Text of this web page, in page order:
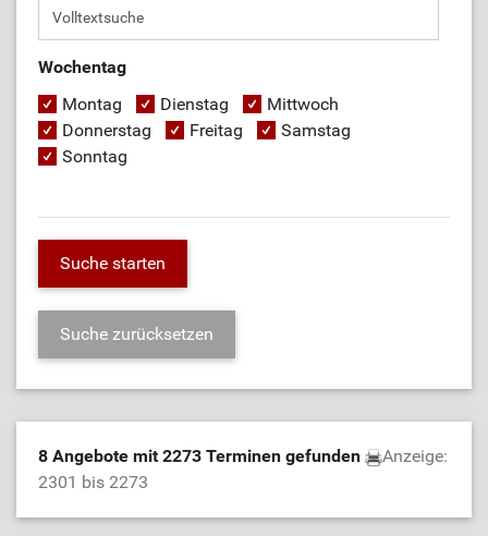
Wochentag
Montag
Dienstag
Mittwoch
Donnerstag
Freitag
Samstag
Sonntag
8 Angebote mit 2273 Terminen gefunden
Anzeige:
2301 bis 2273